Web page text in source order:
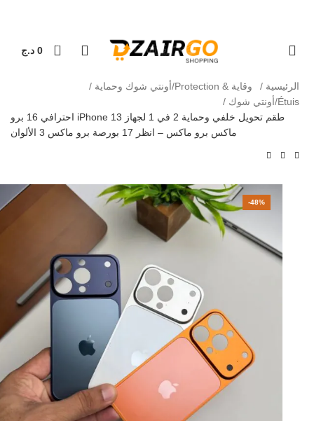
0
0 د.ج
الرئيسية
وقاية & Protection/أونتي شوك وحماية
Étuis/أونتي شوك
طقم تحويل خلفي وحماية 2 في 1 لجهاز iPhone 13 احترافي 16 برو
ماكس برو ماكس – انظر 17 بورصة برو ماكس 3 الألوان
-48%